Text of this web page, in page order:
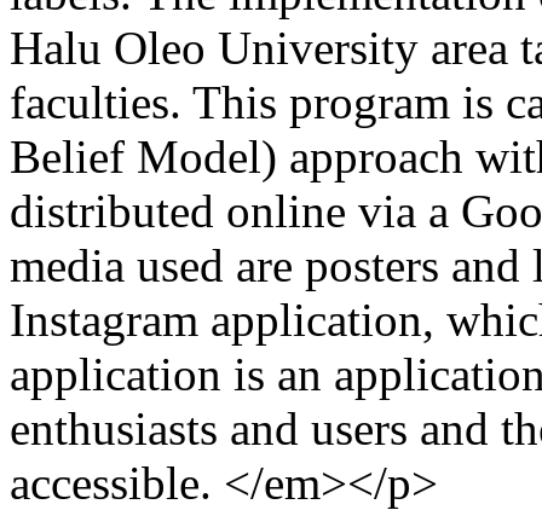
Halu Oleo University area
faculties. This program is
Belief Model) approach
distributed online via a
media used are posters
Instagram application,
application is an
enthusiasts and users and
accessible. </em></p>